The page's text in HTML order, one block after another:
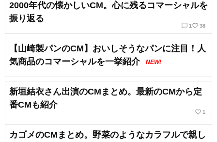
2000年代の懐かしいCM。心に残るコマーシャルを
振り返る
chat_bubble_outline 1 favorite_border 38
【山崎製パンのCM】おいしそうなパンに注目！人
気商品のコマーシャルを一挙紹介
NEW!
新垣結衣さん出演のCMまとめ。最新のCMから定
番CMも紹介
favorite_border 1
カゴメのCMまとめ。野菜のようなカラフルで親し